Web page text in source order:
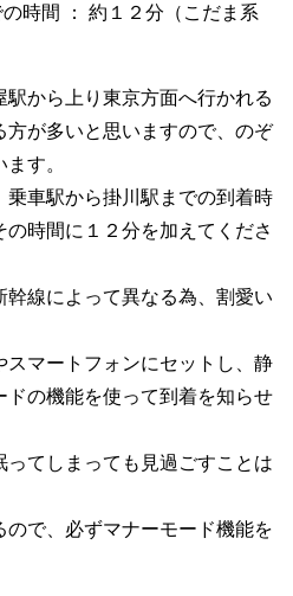
時間 ： 約１２分（こだま系
から上り東京方面へ行かれる
が多いと思いますので、のぞ
す。
乗車駅から掛川駅までの到着時
時間に１２分を加えてくださ
線によって異なる為、割愛い
スマートフォンにセットし、静
ドの機能を使って到着を知らせ
てしまっても見過ごすことは
で、必ずマナーモード機能を